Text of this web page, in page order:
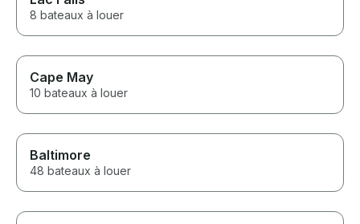
8 bateaux à louer
Cape May
10 bateaux à louer
Baltimore
48 bateaux à louer